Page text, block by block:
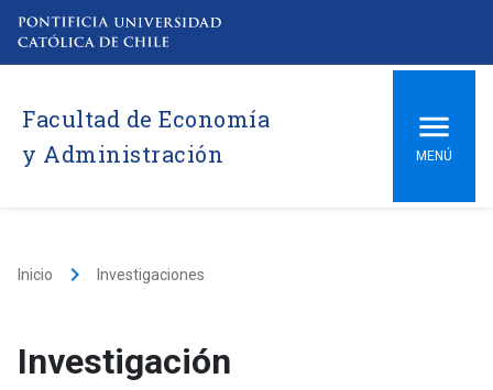
Facultad de Economía
y Administración
MENÚ
Inicio keyboard_arrow_right Investigaciones
Investigación